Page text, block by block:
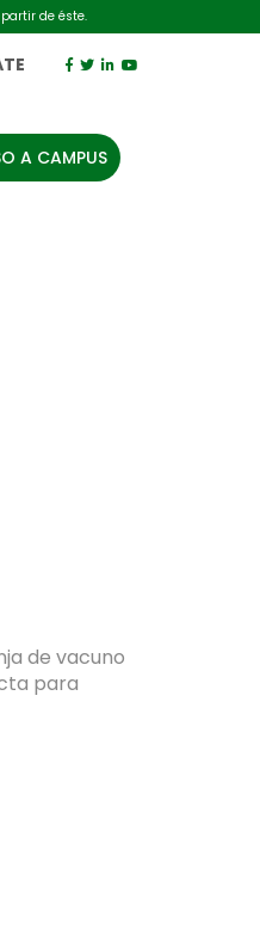
de éste.
A CAMPUS
de vacuno
para